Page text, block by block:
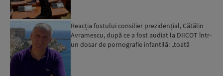
Reacția fostului consilier prezidențial, Cătălin
Avramescu, după ce a fost audiat la DIICOT într-
un dosar de pornografie infantilă: „toată